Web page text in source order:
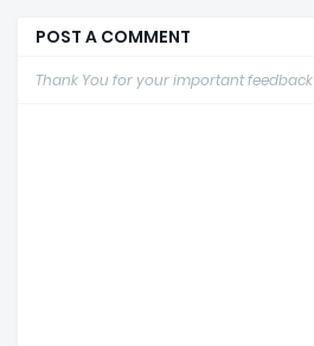
POST A COMMENT
Thank You for your important feedback